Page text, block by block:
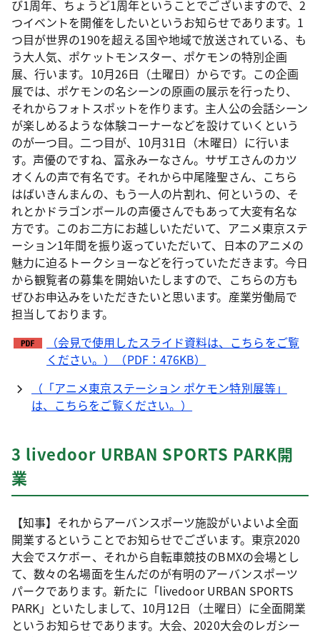
び1周年、ちょうど1周年ということでございますので、2
つイベントを開催をしたいというお知らせであります。1
つ目が世界の190を超える国や地域で放送されている、も
う大人気、ポケットモンスター、ポケモンの特別企画
展、行います。10月26日（土曜日）からです。この企画
展では、ポケモンの名シーンの原画の展示を行ったり、
それからフォトスポットを作ります。主人公の会話シーン
が楽しめるような体験コーナーなどを設けていくという
のが一つ目。二つ目が、10月31日（木曜日）に行いま
す。声優のですね、冨永みーなさん。サザエさんのカツ
オくんの声で有名です。それから中尾隆聖さん、こちら
はばいきんまんの、もう一人の片割れ、何というの、そ
れとかドラゴンボールの声優さんでもあって大変有名な
方です。このお二方にお越しいただいて、アニメ東京ステ
ーション1年間を振り返っていただいて、日本のアニメの
魅力に迫るトークショーなどを行っていただきます。今日
から観覧者の募集を開始いたしますので、こちらの方も
ぜひお申込みをいただきたいと思います。産業労働局で
担当しております。
（会見で使用したスライド資料は、こちらをご覧
ください。）（PDF：476KB）
（「アニメ東京ステーション ポケモン特別展等」
は、こちらをご覧ください。）
3 livedoor URBAN SPORTS PARK開
業
【知事】それからアーバンスポーツ施設がいよいよ全面
開業するということでお知らせでございます。東京2020
大会でスケボー、それから自転車競技のBMXの会場とし
て、数々の名場面を生んだのが有明のアーバンスポーツ
パークであります。新たに「livedoor URBAN SPORTS
PARK」といたしまして、10月12日（土曜日）に全面開業
というお知らせであります。大会、2020大会のレガシー